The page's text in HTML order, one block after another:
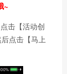
~
击【活动创
点击【马上